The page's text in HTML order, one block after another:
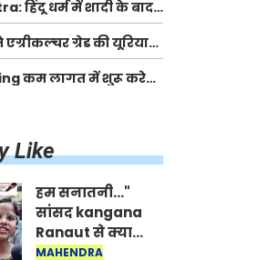
हिंदू धर्म में शादी के बाद
पहनती है महिलाएं, किसने
ग्रेड की यूरिया
बदलकर टेक्निकल ग्रेड में
करवाई कार्रवाई:
कम लागत में शुरू करे
Like
हम सनातनी..."
सांसद kangana
Ranaut से क्या
बोली लड़की? Viral
MAHENDRA